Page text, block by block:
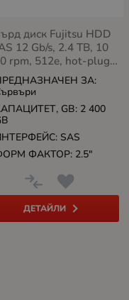
диск Fujitsu HDD
12 Gb/s, 2.4 TB, 10
rpm, 512e, hot-plug,
2.5-inch, enterprise,
6.0 or earlier not
supported
ЗА:
GB: 2 400
SAS
ФАКТОР: 2.5"
ДЕТАЙЛИ